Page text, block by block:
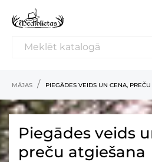
MĀJAS PIEGĀDES VEIDS UN CENA,
Piegādes veids
preču atgiešana